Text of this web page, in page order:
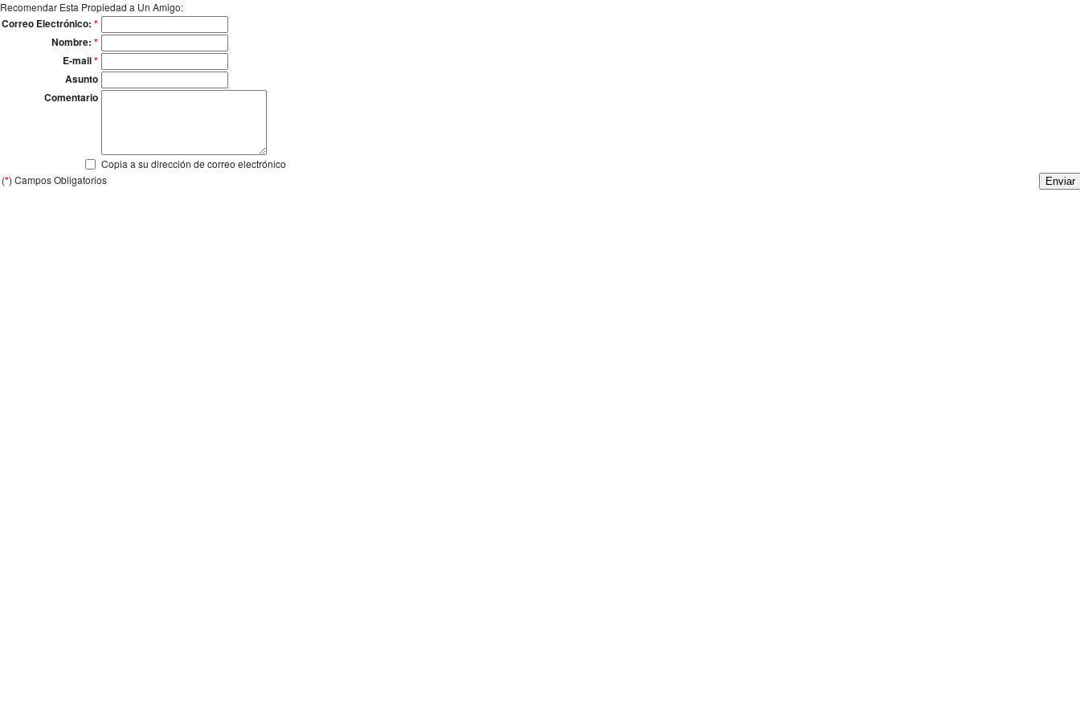
Recomendar Esta Propiedad a Un Amigo:
Correo Electrónico: *
Nombre: *
E-mail*
Asunto
Comentario
Copia a su dirección de correo electrónico
(*) Campos Obligatorios